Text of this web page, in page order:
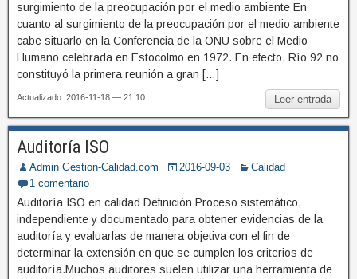
surgimiento de la preocupación por el medio ambiente En
cuanto al surgimiento de la preocupación por el medio ambiente
cabe situarlo en la Conferencia de la ONU sobre el Medio
Humano celebrada en Estocolmo en 1972. En efecto, Río 92 no
constituyó la primera reunión a gran […]
Leer entrada
Actualizado: 2016-11-18 — 21:10
Auditoría ISO
Admin Gestion-Calidad.com 2016-09-03
Calidad
1 comentario
Auditoría ISO en calidad Definición Proceso sistemático,
independiente y documentado para obtener evidencias de la
auditoría y evaluarlas de manera objetiva con el fin de
determinar la extensión en que se cumplen los criterios de
auditoría.Muchos auditores suelen utilizar una herramienta de